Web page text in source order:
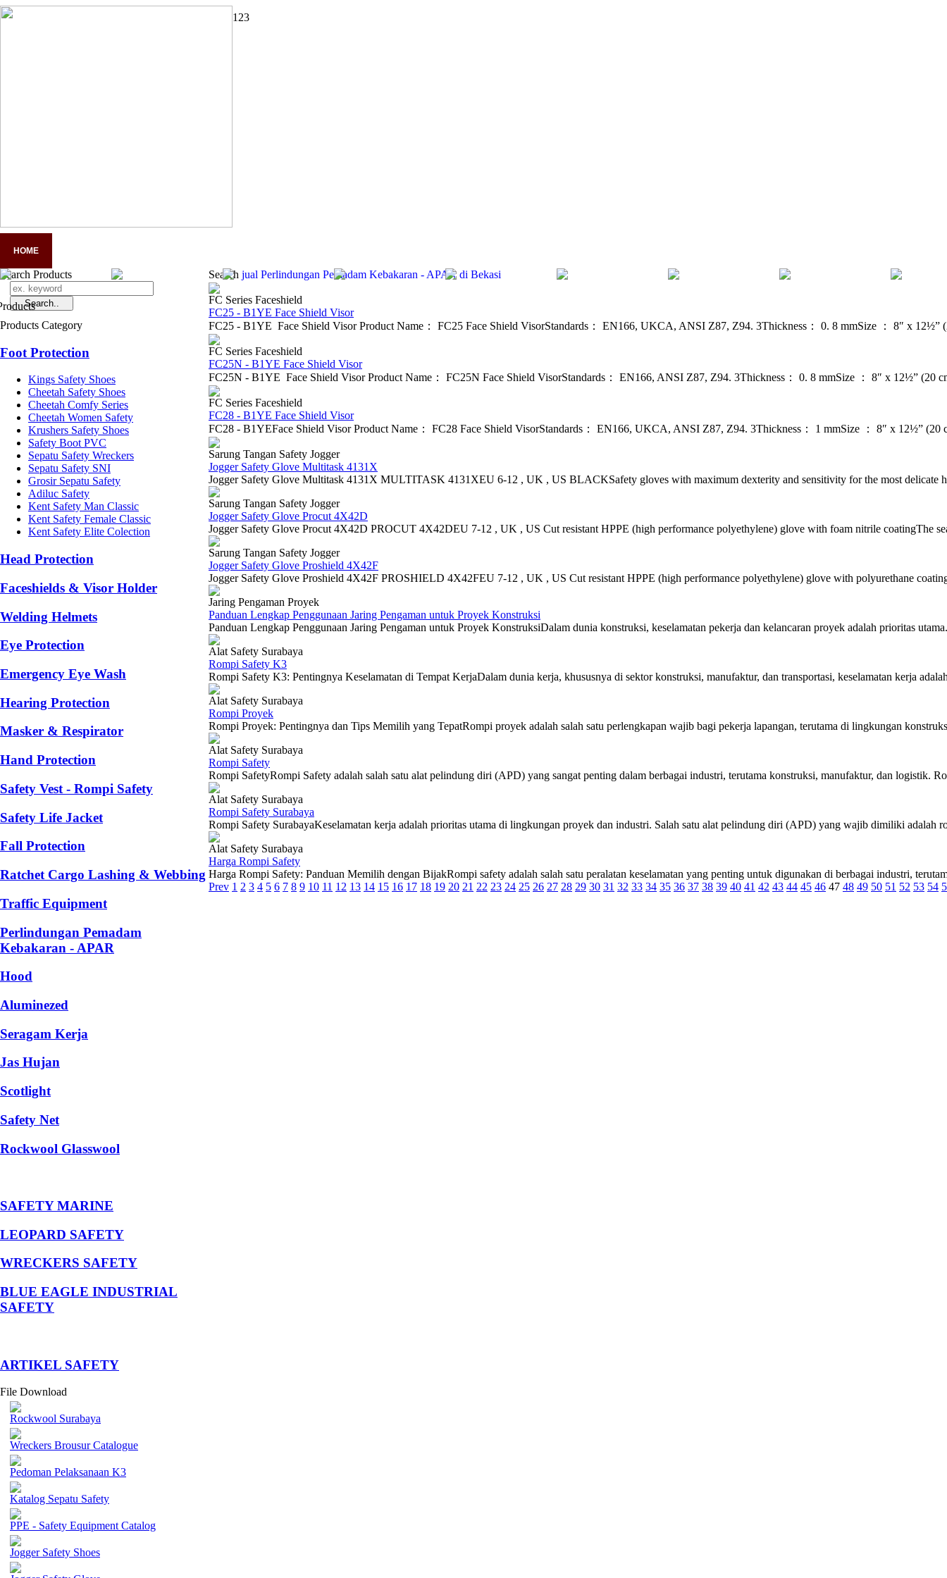
1 23
HOME
Search Products
Products Category
Foot Protection
Kings Safety Shoes
Cheetah Safety Shoes
Cheetah Comfy Series
Cheetah Women Safety
Krushers Safety Shoes
Safety Boot PVC
Sepatu Safety Wreckers
Sepatu Safety SNI
Grosir Sepatu Safety
Adiluc Safety
Kent Safety Man Classic
Kent Safety Female Classic
Kent Safety Elite Colection
Head Protection
Faceshields & Visor Holder
Welding Helmets
Eye Protection
Emergency Eye Wash
Hearing Protection
Masker & Respirator
Hand Protection
Safety Vest - Rompi Safety
Safety Life Jacket
Fall Protection
Ratchet Cargo Lashing & Webbing
Traffic Equipment
Perlindungan Pemadam
Kebakaran - APAR
Hood
Aluminezed
Seragam Kerja
Jas Hujan
Scotlight
Safety Net
Rockwool Glasswool
SAFETY MARINE
LEOPARD SAFETY
WRECKERS SAFETY
BLUE EAGLE INDUSTRIAL
SAFETY
­ARTIKEL SAFETY
File Download
Rockwool Surabaya
Wreckers Brousur Catalogue
Pedoman Pelaksanaan K3
Katalog Sepatu Safety
PPE - Safety Equipment Catalog
Jogger Safety Shoes
Search jual Perlindungan Pemadam Kebakaran - APAR di Bekasi
FC Series Faceshield
FC25 - B1YE Face Shield Visor
FC25 - B1YE Face Shield Visor Product Name： FC25 Face Shield VisorStandards： EN166, UKCA, ANSI Z87, Z94. 3Thickness： 0. 8 mmSize ： 8″ x 12½”
FC Series Faceshield
FC25N - B1YE Face Shield Visor
FC25N - B1YE Face Shield Visor Product Name： FC25N Face Shield VisorStandards： EN166, ANSI Z87, Z94. 3Thickness： 0. 8 mmSize ： 8″ x 12½” (20
FC Series Faceshield
FC28 - B1YE Face Shield Visor
FC28 - B1YEFace Shield Visor Product Name： FC28 Face Shield VisorStandards： EN166, UKCA, ANSI Z87, Z94. 3Thickness： 1 mmSize ： 8″ x 12½” (20
Sarung Tangan Safety Jogger
Jogger Safety Glove Multitask 4131X
Jogger Safety Glove Multitask 4131X MULTITASK 4131XEU 6-12 , UK , US BLACKSafety gloves with maximum dexterity and sensitivity for the most delicate
Sarung Tangan Safety Jogger
Jogger Safety Glove Procut 4X42D
Jogger Safety Glove Procut 4X42D PROCUT 4X42DEU 7-12 , UK , US Cut resistant HPPE (high performance polyethylene) glove with foam nitrile coatingThe
Sarung Tangan Safety Jogger
Jogger Safety Glove Proshield 4X42F
Jogger Safety Glove Proshield 4X42F PROSHIELD 4X42FEU 7-12 , UK , US Cut resistant HPPE (high performance polyethylene) glove with polyurethane
Jaring Pengaman Proyek
Panduan Lengkap Penggunaan Jaring Pengaman untuk Proyek Konstruksi
Panduan Lengkap Penggunaan Jaring Pengaman untuk Proyek KonstruksiDalam dunia konstruksi, keselamatan pekerja dan kelancaran proyek adalah prioritas
Alat Safety Surabaya
Rompi Safety K3
Rompi Safety K3: Pentingnya Keselamatan di Tempat KerjaDalam dunia kerja, khususnya di sektor konstruksi, manufaktur, dan transportasi, keselamatan kerja
Alat Safety Surabaya
Rompi Proyek
Rompi Proyek: Pentingnya dan Tips Memilih yang TepatRompi proyek adalah salah satu perlengkapan wajib bagi pekerja lapangan, terutama di lingkungan
Alat Safety Surabaya
Rompi Safety
Rompi SafetyRompi Safety adalah salah satu alat pelindung diri (APD) yang sangat penting dalam berbagai industri, terutama konstruksi, manufaktur, dan logistik.
Alat Safety Surabaya
Rompi Safety Surabaya
Rompi Safety SurabayaKeselamatan kerja adalah prioritas utama di lingkungan proyek dan industri. Salah satu alat pelindung diri (APD) yang wajib dimiliki adalah
Alat Safety Surabaya
Harga Rompi Safety
Harga Rompi Safety: Panduan Memilih dengan BijakRompi safety adalah salah satu peralatan keselamatan yang penting untuk digunakan di berbagai industri,
Prev 1 2 3 4 5 6 7 8 9 10 11 12 13 14 15 16 17 18 19 20 21 22 23 24 25 26 27 28 29 30 31 32 33 34 35 36 37 38 39 40 41 42 43 44 45 46 47 48 49 50 51 52 53 54